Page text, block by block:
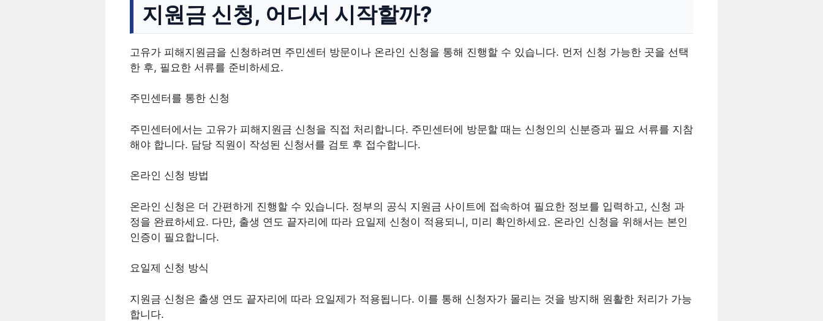
지원금 신청, 어디서 시작할까?
고유가 피해지원금을 신청하려면 주민센터 방문이나 온라인 신청을 통해 진행할 수 있습니다. 먼저 신청 가능한 곳을 선택
한 후, 필요한 서류를 준비하세요.
주민센터를 통한 신청
주민센터에서는 고유가 피해지원금 신청을 직접 처리합니다. 주민센터에 방문할 때는 신청인의 신분증과 필요 서류를 지참
해야 합니다. 담당 직원이 작성된 신청서를 검토 후 접수합니다.
온라인 신청 방법
온라인 신청은 더 간편하게 진행할 수 있습니다. 정부의 공식 지원금 사이트에 접속하여 필요한 정보를 입력하고, 신청 과
정을 완료하세요. 다만, 출생 연도 끝자리에 따라 요일제 신청이 적용되니, 미리 확인하세요. 온라인 신청을 위해서는 본인
인증이 필요합니다.
요일제 신청 방식
지원금 신청은 출생 연도 끝자리에 따라 요일제가 적용됩니다. 이를 통해 신청자가 몰리는 것을 방지해 원활한 처리가 가능
합니다.